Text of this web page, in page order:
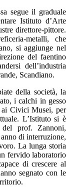
segue il graduale
Istituto d’Arte
direttore-pittore.
metalli, che
si aggiunge nel
del faentino
dell’industria
Scandiano.
della società, la
i calchi in gesso
ai Civici Musei, per
L’Istituto si è
del prof. Zannoni,
di interruzione,
La lunga storia
fervido laboratorio
di crescere al
segnato con le